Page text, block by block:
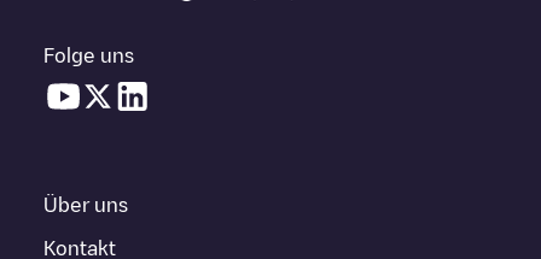
Folge uns
Über uns
Kontakt